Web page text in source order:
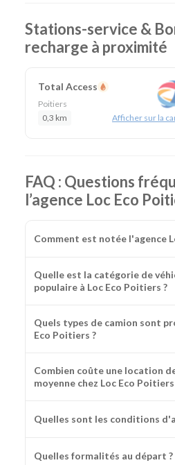
Stations-service &
recharge à proximité
Total Access
Poitiers
0,3 km
Afficher sur la
FAQ : Questions
l’agence Loc Eco
Comment est notée l'agence
Quelle est la catégorie de
populaire à Loc Eco Poitiers ?
Quels types de camion sont
Eco Poitiers ?
Combien coûte une location
moyenne chez Loc Eco Poitiers
Quelles sont les conditions
Quelles formalités au départ ?